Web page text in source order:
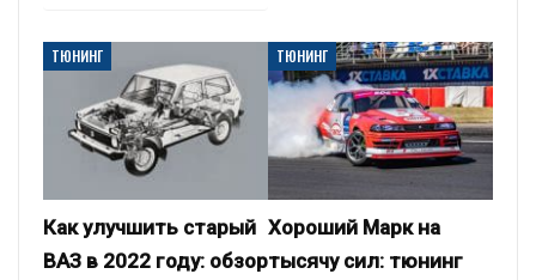
ТЮНИНГ
Как улучшить старый
ВАЗ в 2022 году: обзор
ТЮНИНГ
Хороший Марк на
тысячу сил: тюнинг